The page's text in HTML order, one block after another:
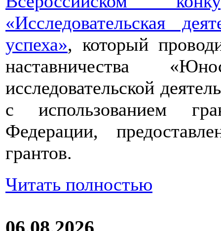
«Исследовательская
успеха», который
наставничества
исследовательской
с использованием
Федерации,
грантов.
Читать полностью